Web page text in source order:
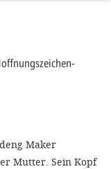
Maker
Mutter. Sein Kopf
Sie
Impressum